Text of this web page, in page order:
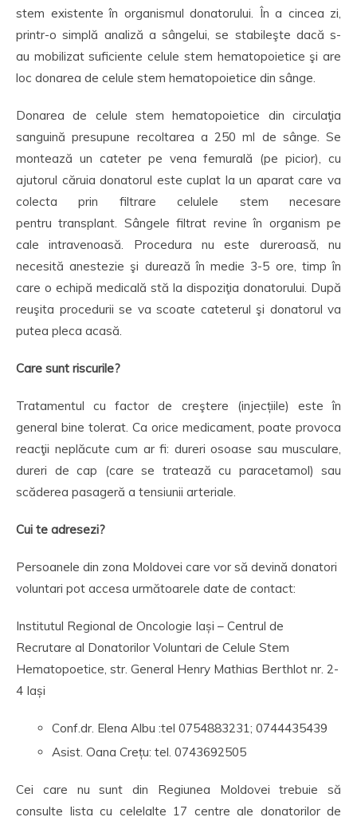
stem existente în organismul donatorului. În a cincea zi,
printr-o simplă analiză a sângelui, se stabileşte dacă s-
au mobilizat suficiente celule stem hematopoietice şi are
loc donarea de celule stem hematopoietice din sânge.
Donarea de celule stem hematopoietice din circulaţia
sanguină presupune recoltarea a 250 ml de sânge. Se
montează un cateter pe vena femurală (pe picior), cu
ajutorul căruia donatorul este cuplat la un aparat care va
colecta prin filtrare celulele stem necesare
pentru transplant. Sângele filtrat revine în organism pe
cale intravenoasă. Procedura nu este dureroasă, nu
necesită anestezie şi durează în medie 3-5 ore, timp în
care o echipă medicală stă la dispoziţia donatorului. După
reuşita procedurii se va scoate cateterul şi donatorul va
putea pleca acasă.
Care sunt riscurile?
Tratamentul cu factor de creştere (injecțiile) este în
general bine tolerat. Ca orice medicament, poate provoca
reacţii neplăcute cum ar fi: dureri osoase sau musculare,
dureri de cap (care se tratează cu paracetamol) sau
scăderea pasageră a tensiunii arteriale.
Cui te adresezi?
Persoanele din zona Moldovei care vor să devină donatori
voluntari pot accesa următoarele date de contact:
Institutul Regional de Oncologie Iași – Centrul de
Recrutare al Donatorilor Voluntari de Celule Stem
Hematopoetice, str. General Henry Mathias Berthlot nr. 2-
4 Iași
Conf.dr. Elena Albu :tel 0754883231; 0744435439
Asist. Oana Crețu: tel. 0743692505
Cei care nu sunt din Regiunea Moldovei trebuie să
consulte lista cu celelalte 17 centre ale donatorilor de